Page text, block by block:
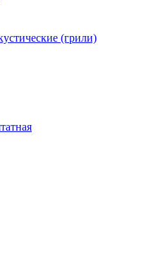
(грили)